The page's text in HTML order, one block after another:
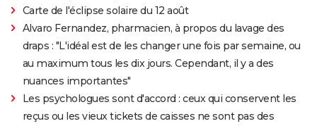
Carte de l'éclipse solaire du 12 août
Alvaro Fernandez, pharmacien, à propos du lavage des
draps : "L'idéal est de les changer une fois par semaine, ou
au maximum tous les dix jours. Cependant, il y a des
nuances importantes"
Les psychologues sont d'accord : ceux qui conservent les
reçus ou les vieux tickets de caisses ne sont pas des